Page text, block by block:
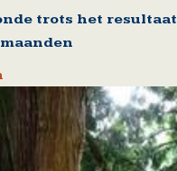
trots het